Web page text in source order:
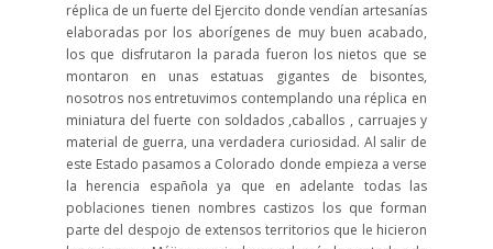
réplica de un fuerte del Ejercito donde vendían artesanías
elaboradas por los aborígenes de muy buen acabado,
los que disfrutaron la parada fueron los nietos que se
montaron en unas estatuas gigantes de bisontes,
nosotros nos entretuvimos contemplando una réplica en
miniatura del fuerte con soldados ,caballos , carruajes y
material de guerra, una verdadera curiosidad. Al salir de
este Estado pasamos a Colorado donde empieza a verse
la herencia española ya que en adelante todas las
poblaciones tienen nombres castizos los que forman
parte del despojo de extensos territorios que le hicieron